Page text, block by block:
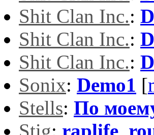
Shit Clan Inc.:
Shit Clan Inc.:
Shit Clan Inc.:
Sonix: Demo1 [
Stells: По